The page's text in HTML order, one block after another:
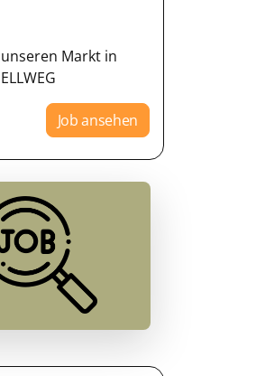
Markt in
Job ansehen